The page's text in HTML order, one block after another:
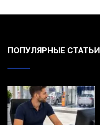
ПОПУЛЯРНЫЕ СТАТЬИ